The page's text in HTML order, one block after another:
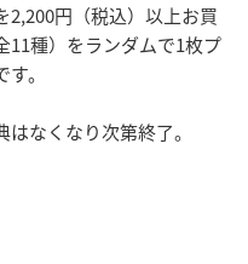
2,200円（税込）以上お買
11種）をランダムで1枚プ
。
なくなり次第終了。